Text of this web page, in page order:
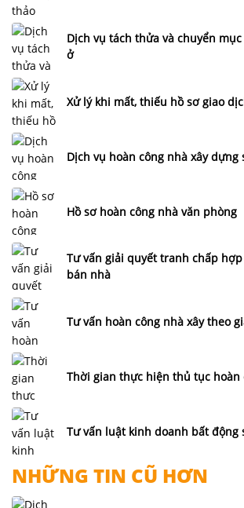
Dịch vụ tách thửa và chuyển
ở
Xử lý khi mất, thiếu hồ sơ giao
Dịch vụ hoàn công nhà xây dựng
Hồ sơ hoàn công nhà văn phòng
Tư vấn giải quyết tranh chấp
bán nhà
Tư vấn hoàn công nhà xây theo
Thời gian thực hiện thủ tục hoàn
Tư vấn luật kinh doanh bất động
NHỮNG TIN CŨ HƠN